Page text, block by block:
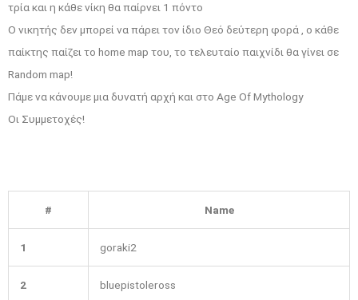
τρία και η κάθε νίκη θα παίρνει 1 πόντο
Ο νικητής δεν μπορεί να πάρει τον ίδιο Θεό δεύτερη φορά , ο κάθε
παίκτης παίζει το home map του, το τελευταίο παιχνίδι θα γίνει σε
Random map!
Πάμε να κάνουμε μια δυνατή αρχή και στο Age Of Mythology
Οι Συμμετοχές!
# Name
1 goraki2
2 bluepistoleross